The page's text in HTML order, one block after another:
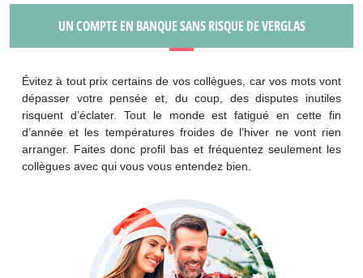
UN COMPTE EN BANQUE SANS RISQUE DE VERGLAS
Évitez à tout prix certains de vos collègues, car vos mots vont
dépasser votre pensée et, du coup, des disputes inutiles
risquent d’éclater. Tout le monde est fatigué en cette fin
d’année et les températures froides de l’hiver ne vont rien
arranger. Faites donc profil bas et fréquentez seulement les
collègues avec qui vous vous entendez bien.